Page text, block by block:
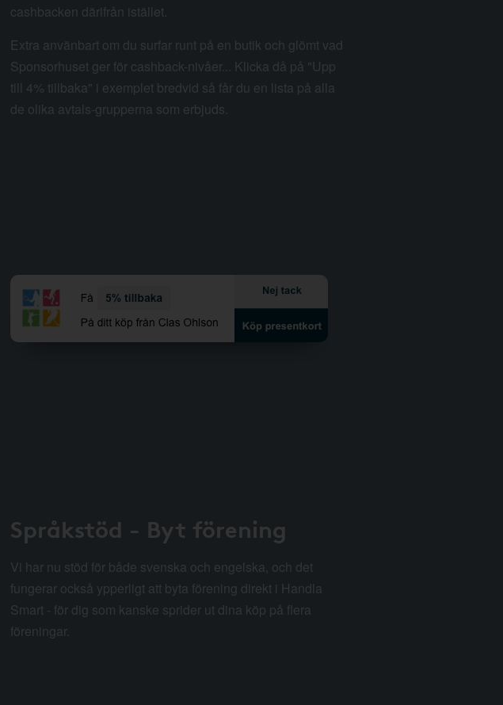
cashbacken därifrån istället.
Extra använbart om du surfar runt på en butik och glömt vad
Sponsorhuset ger för cashback-nivåer... Klicka då på "Upp
till 4% tillbaka" i exemplet bredvid så får du en lista på alla
de olika avtals-grupperna som erbjuds.
Språkstöd - Byt förening
Vi har nu stöd för både svenska och engelska, och det
fungerar också ypperligt att byta förening direkt i Handla
Smart - för dig som kanske sprider ut dina köp på flera
föreningar.